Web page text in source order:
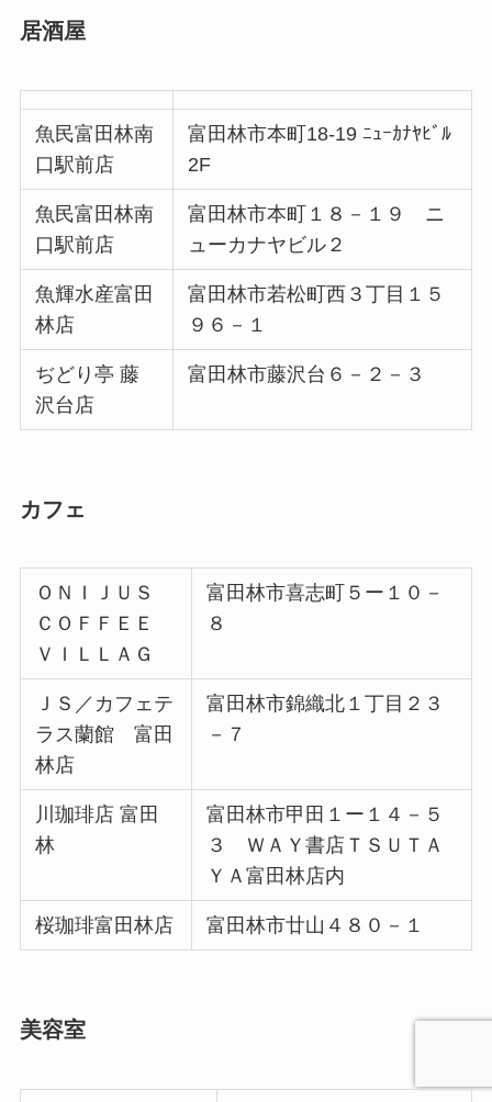
居酒屋
魚民富田林南
口駅前店
富田林市本町18-19 ﾆｭｰｶﾅﾔﾋﾞﾙ
2F
魚民富田林南
口駅前店
富田林市本町１８－１９ ニ
ューカナヤビル２
魚輝水産富田
林店
富田林市若松町西３丁目１５
９６－１
ぢどり亭 藤
沢台店
富田林市藤沢台６－２－３
カフェ
ＯＮＩＪＵＳ
ＣＯＦＦＥＥ
ＶＩＬＬＡＧ
富田林市喜志町５ー１０－
８
ＪＳ／カフェテ
ラス蘭館 富田
林店
富田林市錦織北１丁目２３
－７
川珈琲店 富田
林
富田林市甲田１ー１４－５
３ ＷＡＹ書店ＴＳＵＴＡ
ＹＡ富田林店内
桜珈琲富田林店 富田林市廿山４８０－１
美容室